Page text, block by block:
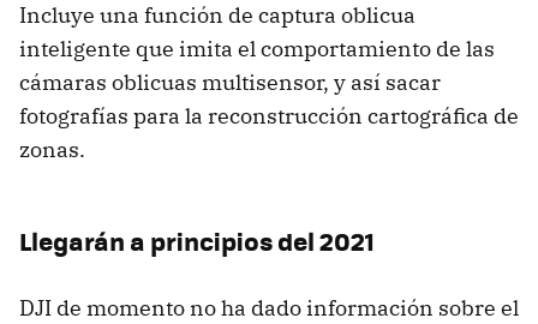
Incluye una función de captura oblicua
inteligente que imita el comportamiento de las
cámaras oblicuas multisensor, y así sacar
fotografías para la reconstrucción cartográfica de
zonas.
Llegarán a principios del 2021
DJI de momento no ha dado información sobre el